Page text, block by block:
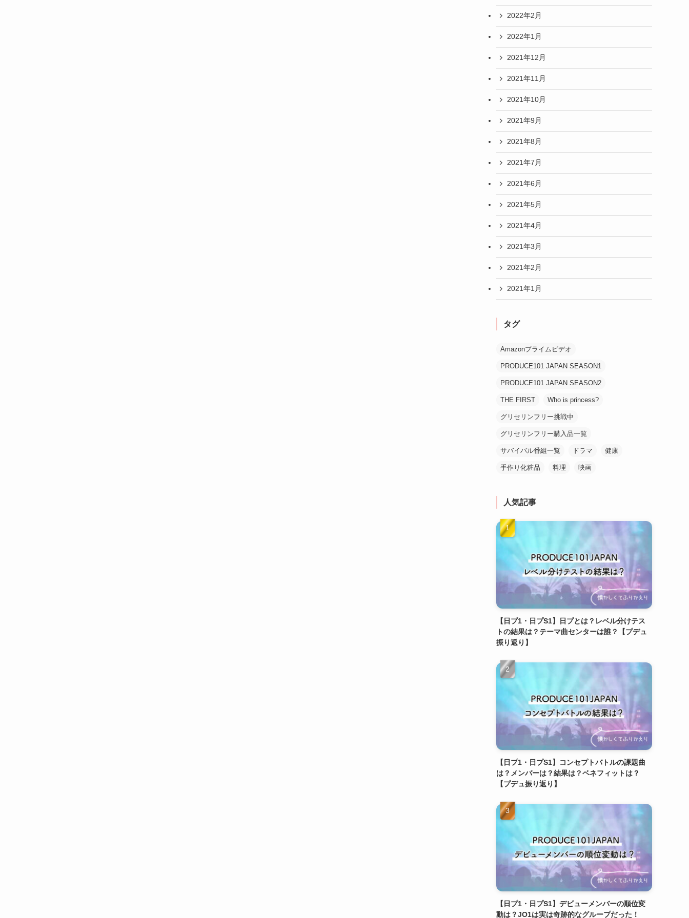
2022年2月
2022年1月
2021年12月
2021年11月
2021年10月
2021年9月
2021年8月
2021年7月
2021年6月
2021年5月
2021年4月
2021年3月
2021年2月
2021年1月
タグ
Amazonプライムビデオ
PRODUCE101 JAPAN SEASON1
PRODUCE101 JAPAN SEASON2
THE FIRST Who is princess?
グリセリンフリー挑戦中
グリセリンフリー購入品一覧
サバイバル番組一覧 ドラマ 健康
手作り化粧品 料理 映画
人気記事
【日プ1・日プS1】日プとは？レベル分けテス
トの結果は？テーマ曲センターは誰？【プデュ
振り返り】
【日プ1・日プS1】コンセプトバトルの課題曲
は？メンバーは？結果は？ベネフィットは？
【プデュ振り返り】
【日プ1・日プS1】デビューメンバーの順位変
動は？JO1は実は奇跡的なグループだった！